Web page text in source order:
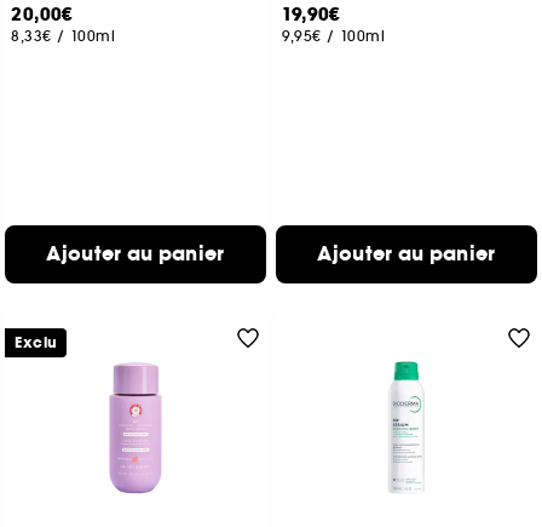
20,00€
8,33€ / 100ml
Ajouter au panier
19,90€
9,95€ / 100ml
Ajouter au panier
Exclu